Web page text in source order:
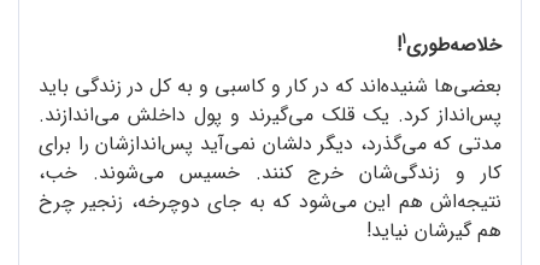
خلاصه‌طوری1
!
بعضی‌ها شنیده‌اند که در کار و کاسبی و به کل در زندگی باید
پس‌انداز کرد. یک قلک می‌گیرند و پول داخلش می‌اندازند.
مدتی که می‌گذرد، دیگر دلشان نمی‌آید پس‌انداز‌شان را برای
کار و زندگی‌شان خرج کنند. خسیس می‌شوند. خب،
نتیجه‌اش هم این می‌شود که به جای دوچرخه، زنجیر چرخ
هم گیرشان نیاید!